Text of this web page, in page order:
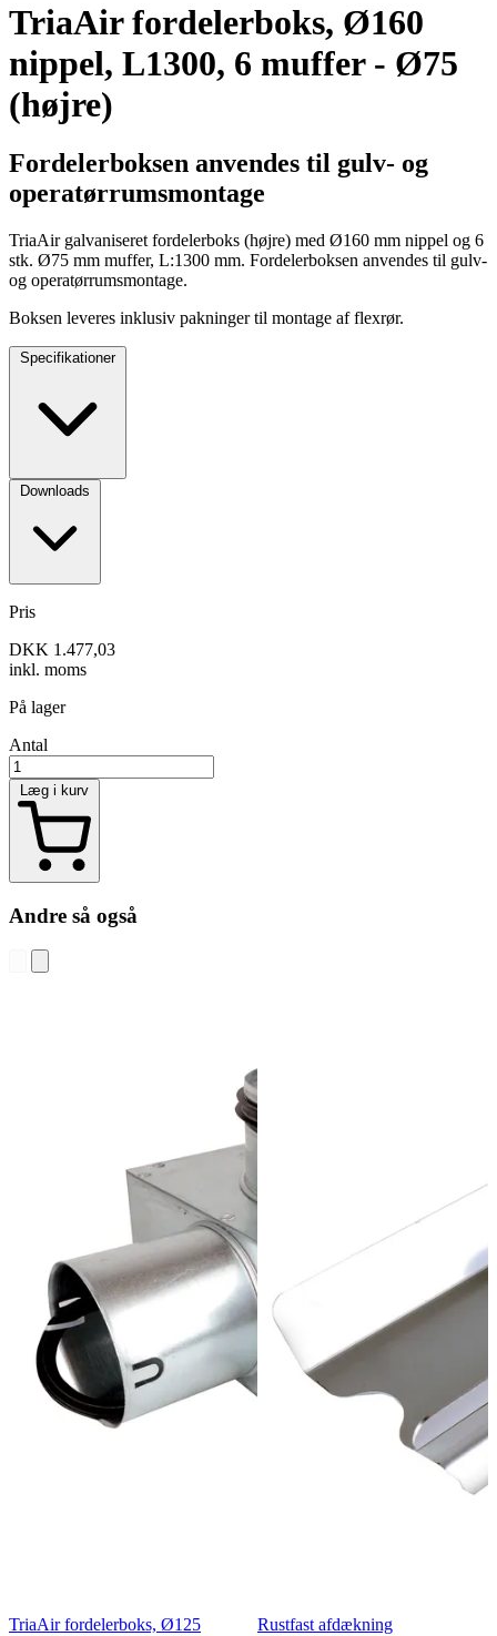
TriaAir fordelerboks, Ø160
nippel, L1300, 6 muffer - Ø75
(højre)
Fordelerboksen anvendes til gulv- og
operatørrumsmontage
TriaAir galvaniseret fordelerboks (højre) med Ø160 mm nippel og 6
stk. Ø75 mm muffer, L:1300 mm. Fordelerboksen anvendes til gulv-
og operatørrumsmontage.
Boksen leveres inklusiv pakninger til montage af flexrør.
Specifikationer
Downloads
Pris
DKK 1.477,03
inkl. moms
På lager
Antal
Læg i kurv
Andre så også
TriaAir fordelerboks, Ø125
Rustfast afdækning